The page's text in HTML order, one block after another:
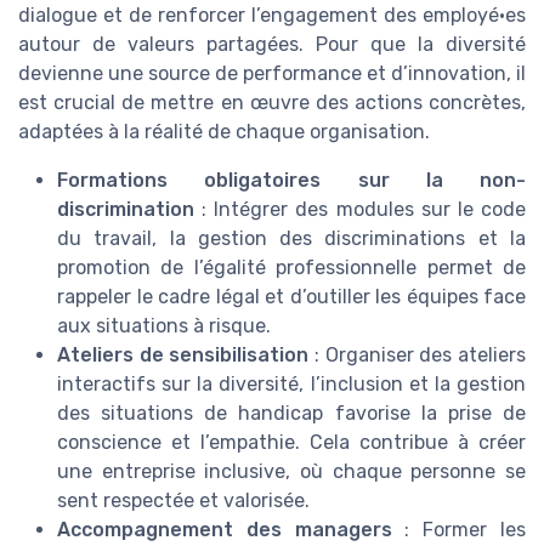
dialogue et de renforcer l’engagement des employé·es
autour de valeurs partagées. Pour que la diversité
devienne une source de performance et d’innovation, il
est crucial de mettre en œuvre des actions concrètes,
adaptées à la réalité de chaque organisation.
Formations obligatoires sur la non-
discrimination : Intégrer des modules sur le code
du travail, la gestion des discriminations et la
promotion de l’égalité professionnelle permet de
rappeler le cadre légal et d’outiller les équipes face
aux situations à risque.
Ateliers de sensibilisation : Organiser des ateliers
interactifs sur la diversité, l’inclusion et la gestion
des situations de handicap favorise la prise de
conscience et l’empathie. Cela contribue à créer
une entreprise inclusive, où chaque personne se
sent respectée et valorisée.
Accompagnement des managers : Former les